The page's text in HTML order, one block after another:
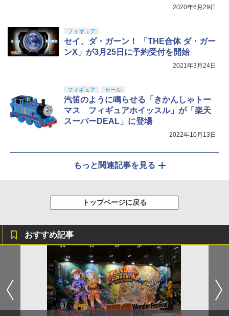
2020年6月29日
フィギュア
セイ、ダ・ガーン！ 「THE合体 ダ・ガー
ンX」が3月25日に予約受付を開始
2021年3月24日
フィギュア セール
汽笛のように鳴らせる「きかんしゃトー
マス フィギュアホイッスル」が「楽天
スーパーDEAL」に登場
2022年10月13日
もっと関連記事を見る
トップページに戻る
おすすめ記事